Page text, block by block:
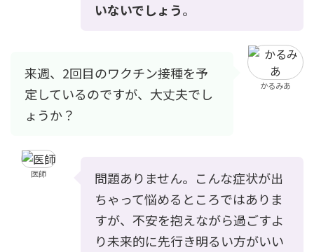
いないでしょう。
来週、2回目のワクチン接種を予
定しているのですが、大丈夫でし
ょうか？
かるみあ
医師
問題ありません。こんな症状が出
ちゃって悩めるところではありま
すが、不安を抱えながら過ごすよ
り未来的に先行き明るい方がいい